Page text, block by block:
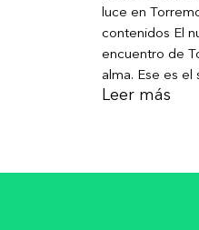
luce en
contenidos El
encuentro de
alma. Ese es
Leer más